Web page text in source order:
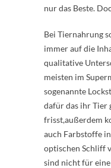
nur das Beste.
Bei Tiernahrung
immer auf die
qualitative
meisten im
sogenannte
dafür das ihr Tier
frisst,außerdem
auch Farbstoffe
optischen Schliff
sind nicht für